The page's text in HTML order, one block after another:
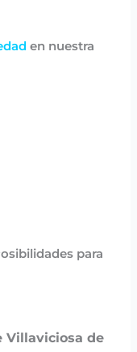
en nuestra
para
Villaviciosa de